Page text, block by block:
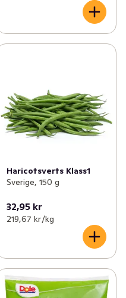
Haricotsverts Klass1
Sverige, 150 g
32,95 kr
219,67 kr /kg